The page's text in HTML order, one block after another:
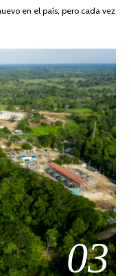
en el país, pero cada vez
03